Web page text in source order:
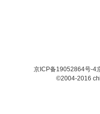
京ICP备19052864号-4
©2004-2016